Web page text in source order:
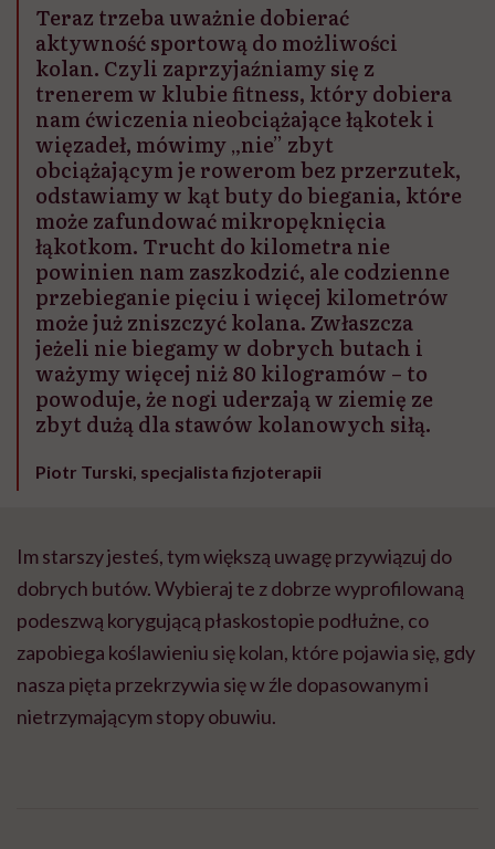
Teraz trzeba uważnie dobierać
aktywność sportową do możliwości
kolan. Czyli zaprzyjaźniamy się z
trenerem w klubie fitness, który dobiera
nam ćwiczenia nieobciążające łąkotek i
więzadeł, mówimy „nie” zbyt
obciążającym je rowerom bez przerzutek,
odstawiamy w kąt buty do biegania, które
może zafundować mikropęknięcia
łąkotkom. Trucht do kilometra nie
powinien nam zaszkodzić, ale codzienne
przebieganie pięciu i więcej kilometrów
może już zniszczyć kolana. Zwłaszcza
jeżeli nie biegamy w dobrych butach i
ważymy więcej niż 80 kilogramów – to
powoduje, że nogi uderzają w ziemię ze
zbyt dużą dla stawów kolanowych siłą.
Piotr Turski, specjalista fizjoterapii
Im starszy jesteś, tym większą uwagę przywiązuj do
dobrych butów. Wybieraj te z dobrze wyprofilowaną
podeszwą korygującą płaskostopie podłużne, co
zapobiega koślawieniu się kolan, które pojawia się, gdy
nasza pięta przekrzywia się w źle dopasowanym i
nietrzymającym stopy obuwiu.